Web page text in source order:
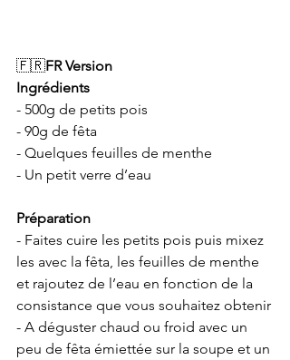
🇫🇷FR Version
Ingrédients
- 500g de petits pois
- 90g de fêta
- Quelques feuilles de menthe
- Un petit verre d’eau
Préparation
- Faites cuire les petits pois puis mixez
les avec la fêta, les feuilles de menthe
et rajoutez de l’eau en fonction de la
consistance que vous souhaitez obtenir
- A déguster chaud ou froid avec un
peu de fêta émiettée sur la soupe et un